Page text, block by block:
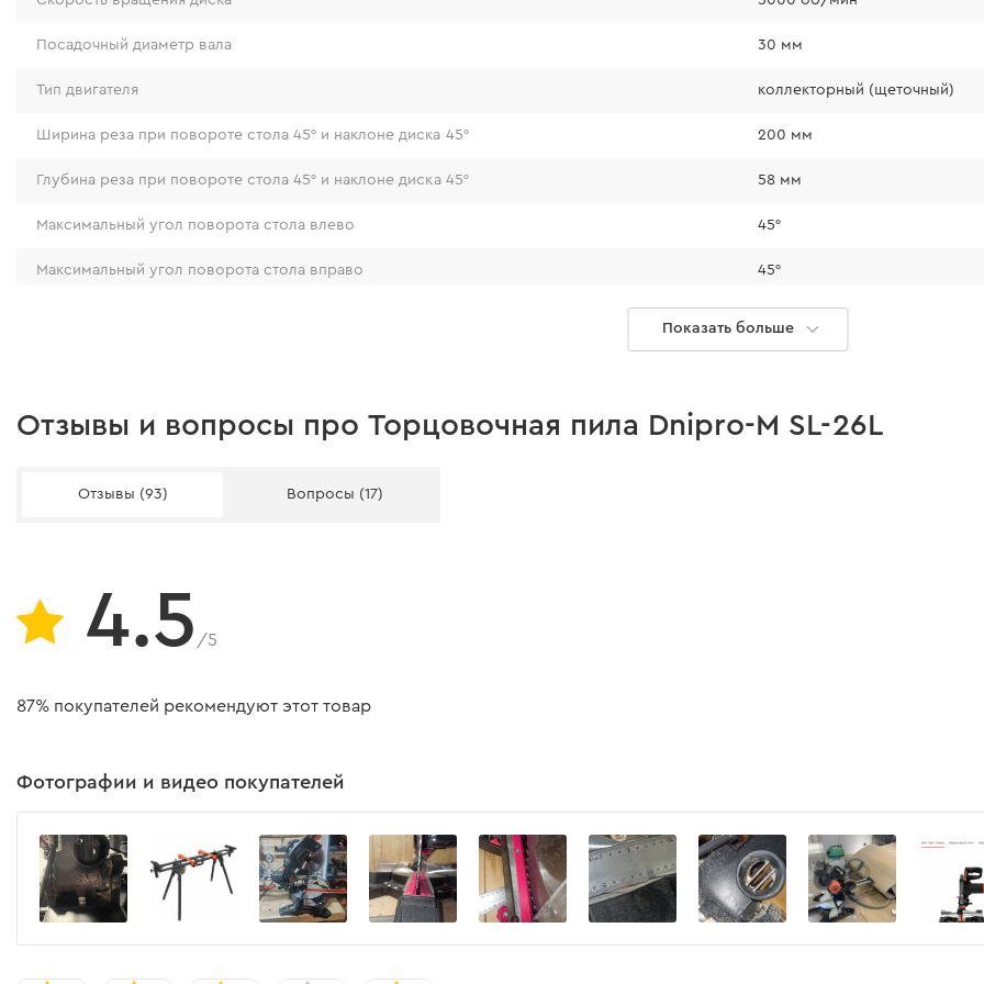
комплекте. Его диаметр 255 мм позволяет осуществлять распил
Распил широких
системе
способствует
Посадочный диаметр вала 30 мм
Тип двигателя коллекторный (щеточный)
Ширина реза при повороте стола 45° и наклоне диска 45° 200 мм
Глубина реза при повороте стола 45° и наклоне диска 45° 58 мм
Максимальный угол поворота стола влево 45°
Максимальный угол поворота стола вправо 45°
Плавный пуск
Внешний диаметр патрубка
Допустимая температура использования +5 до +40 °С
Допустимая температура транспортировки и хранения -5 до +40 °С
Уровень звукового давления LPA 98.5 дБА
Уровень мощности шума LWA 111 дБА
Показать больше
Отзывы и вопросы про Торцовочная пила Dnipro-M SL-26L
Отзывы (93) Вопросы (17)
4.5 /5
87% покупателей рекомендуют этот товар
Фотографии и видео покупателей